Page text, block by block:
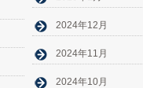
2024年12月
2024年11月
2024年10月